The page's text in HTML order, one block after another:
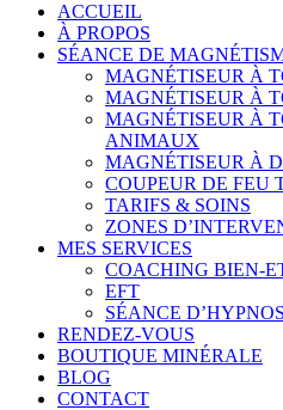
ACCUEIL
À PROPOS
SÉANCE DE
MAGNÉTISEUR À
MAGNÉTISEUR À
MAGNÉTISEUR À
ANIMAUX
MAGNÉTISEUR À
COUPEUR DE FEU
TARIFS & SOINS
ZONES
MES SERVICES
COACHING BIEN-
EFT
SÉANCE
RENDEZ-VOUS
BOUTIQUE MINÉRALE
BLOG
CONTACT